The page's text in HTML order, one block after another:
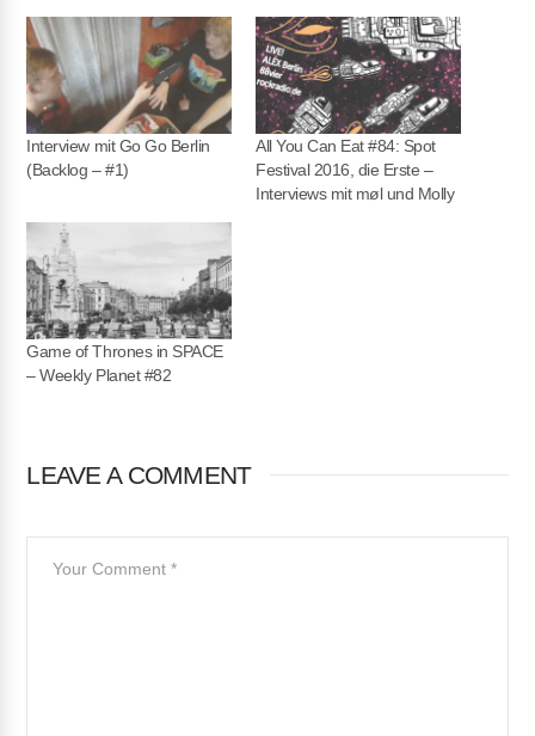
EMBED
Interview mit Go Go Berlin
(Backlog – #1)
All You Can Eat #84: Spot
Festival 2016, die Erste –
Interviews mit møl und Molly
Game of Thrones in SPACE
– Weekly Planet #82
LEAVE A COMMENT